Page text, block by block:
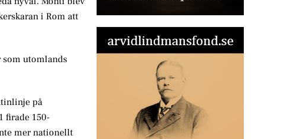
i Rom att
som utomlands
på
firade 150-
mer nationellt